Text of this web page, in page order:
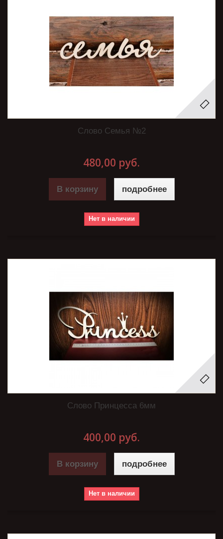
Слово Семья №2
480,00 руб.
В корзину подробнее
Нет в наличии
Слово Принцесса 6мм
400,00 руб.
В корзину подробнее
Нет в наличии